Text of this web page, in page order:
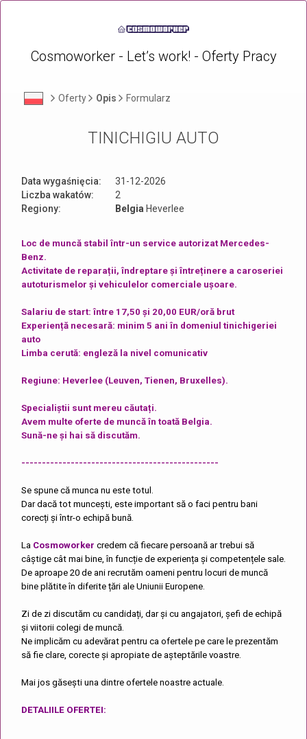
Cosmoworker - Let’s work! - Oferty Pracy
Oferty Opis Formularz
TINICHIGIU AUTO
Data wygaśnięcia:
31-12-2026
Liczba wakatów:
2
Regiony:
Belgia Heverlee
Loc de muncă stabil într-un service autorizat Mercedes-
Benz.
Activitate de reparații, îndreptare și întreținere a caroseriei
autoturismelor și vehiculelor comerciale ușoare.
Salariu de start: între 17,50 și 20,00 EUR/oră brut
Experiență necesară: minim 5 ani în domeniul tinichigeriei
auto
Limba cerută: engleză la nivel comunicativ
Regiune: Heverlee (Leuven, Tienen, Bruxelles).
Specialiștii sunt mereu căutați.
Avem multe oferte de muncă în toată Belgia.
Sună-ne și hai să discutăm.
------------------------------------------------
Se spune că munca nu este totul.
Dar dacă tot muncești, este important să o faci pentru bani
corecți și într-o echipă bună.
La Cosmoworker credem că fiecare persoană ar trebui să
câștige cât mai bine, în funcție de experiența și competențele sale.
De aproape 20 de ani recrutăm oameni pentru locuri de muncă
bine plătite în diferite țări ale Uniunii Europene.
Zi de zi discutăm cu candidați, dar și cu angajatori, șefi de echipă
și viitorii colegi de muncă.
Ne implicăm cu adevărat pentru ca ofertele pe care le prezentăm
să fie clare, corecte și apropiate de așteptările voastre.
Mai jos găsești una dintre ofertele noastre actuale.
DETALIILE OFERTEI: